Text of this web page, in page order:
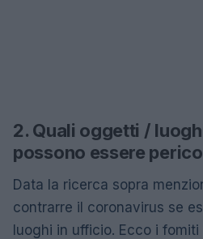
2. Quali oggetti /
possono essere
Data la ricerca sopra
contrarre il coronavirus se
luoghi in ufficio. Ecco i